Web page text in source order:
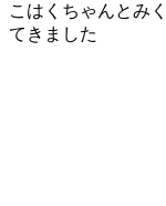
こはくちゃんとみ
てきました